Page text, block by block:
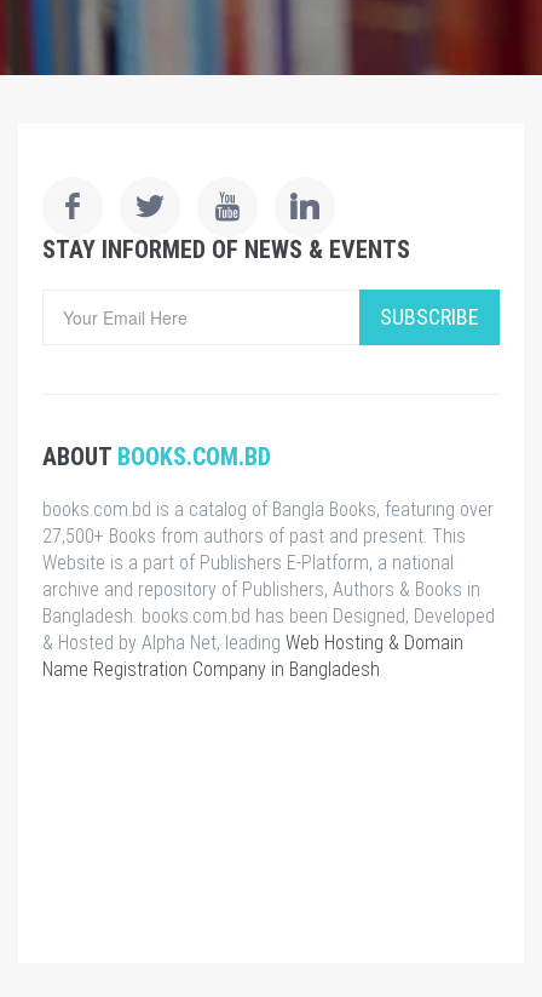
STAY INFORMED OF NEWS & EVENTS
SUBSCRIBE
ABOUT BOOKS.COM.BD
books.com.bd is a catalog of Bangla Books, featuring over
27,500+ Books from authors of past and present. This
Website is a part of Publishers E-Platform, a national
archive and repository of Publishers, Authors & Books in
Bangladesh. books.com.bd has been Designed, Developed
& Hosted by Alpha Net, leading Web Hosting & Domain
Name Registration Company in Bangladesh.